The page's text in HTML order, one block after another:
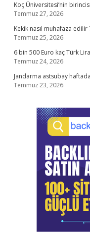
Koç Üniversitesi’nin
Temmuz 27, 2026
Kekik nasıl muhafaza edilir
Temmuz 25, 2026
6 bin 500 Euro kaç Türk
Temmuz 24, 2026
Jandarma astsubay haftada
Temmuz 23, 2026